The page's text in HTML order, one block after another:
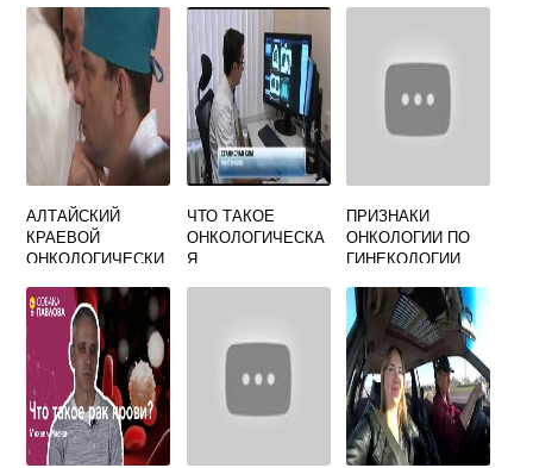
АЛТАЙСКИЙ
КРАЕВОЙ
ОНКОЛОГИЧЕСКИ
ЧТО ТАКОЕ
ОНКОЛОГИЧЕСКА
Я
ПРИЗНАКИ
ОНКОЛОГИИ ПО
ГИНЕКОЛОГИИ